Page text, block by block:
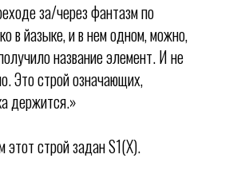
за/через фантазм по
в йазыке, и в нем одном, можно,
название элемент. И не
Это строй означающих,
держится.»
этот строй задан S1(X).